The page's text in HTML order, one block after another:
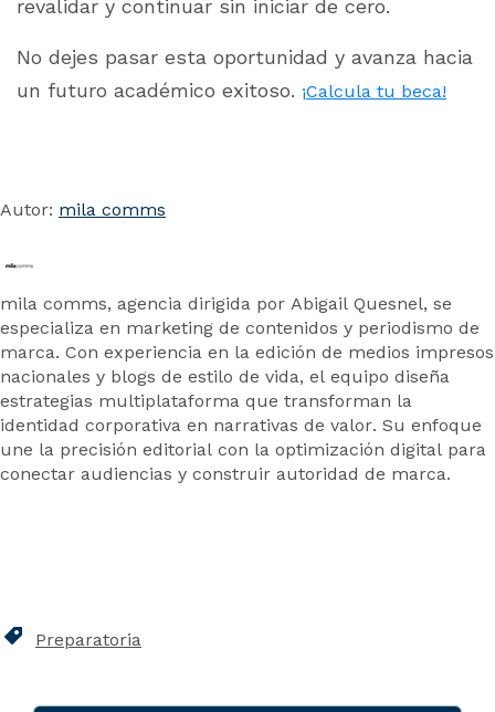
revalidar y continuar sin iniciar de cero.
No dejes pasar esta oportunidad y avanza hacia
un futuro académico exitoso. ¡Calcula tu beca!
Autor: mila comms
mila comms, agencia dirigida por Abigail Quesnel, se
especializa en marketing de contenidos y periodismo de
marca. Con experiencia en la edición de medios impresos
nacionales y blogs de estilo de vida, el equipo diseña
estrategias multiplataforma que transforman la
identidad corporativa en narrativas de valor. Su enfoque
une la precisión editorial con la optimización digital para
conectar audiencias y construir autoridad de marca.
Preparatoria